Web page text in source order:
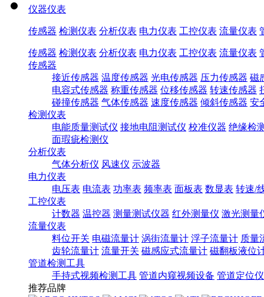
仪器仪表
传感器 检测仪表 分析仪表 电力仪表 工控仪表 流量仪表
传感器 检测仪表 分析仪表 电力仪表 工控仪表 流量仪表
传感器
接近传感器 温度传感器 光电传感器 压力传感器 磁
电容式传感器 称重传感器 位移传感器 转速传感器
碰撞传感器 气体传感器 速度传感器 倾斜传感器 安
检测仪表
电能质量测试仪 接地电阻测试仪 校准仪器 绝缘检
面瑕疵检测仪
分析仪表
气体分析仪 风速仪 示波器
电力仪表
电压表 电流表 功率表 频率表 面板表 数显表 转速/
工控仪表
计数器 温控器 测量测试仪器 红外测量仪 激光测量
流量仪表
料位开关 电磁流量计 涡街流量计 浮子流量计 质量
齿轮流量计 流量开关 磁感应式流量计 磁翻板液位
管道检测工具
手持式视频检测工具 管道内窥视频设备 管道定位仪
推荐品牌